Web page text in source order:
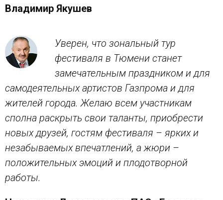
Владимир Якушев
Уверен, что зональный тур
фестиваля в Тюмени станет
замечательным праздником и для
самодеятельных артистов Газпрома и для
жителей города. Желаю всем участникам
сполна раскрыть свои таланты, приобрести
новых друзей, гостям фестиваля – ярких и
незабываемых впечатлений, а жюри –
положительных эмоций и плодотворной
работы.